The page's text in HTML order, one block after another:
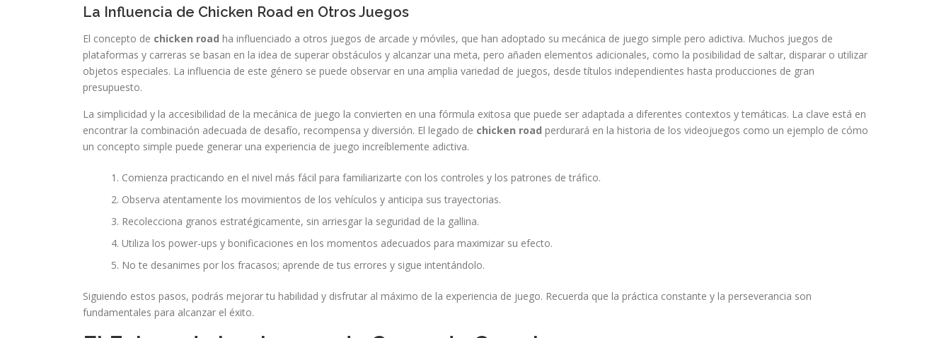
La Influencia de Chicken Road en Otros Juegos
El concepto de chicken road ha influenciado a otros juegos de arcade y móviles, que han adoptado su mecánica de juego simple pero adictiva. Muchos juegos de
plataformas y carreras se basan en la idea de superar obstáculos y alcanzar una meta, pero añaden elementos adicionales, como la posibilidad de saltar, disparar o utilizar
objetos especiales. La influencia de este género se puede observar en una amplia variedad de juegos, desde títulos independientes hasta producciones de gran
presupuesto.
La simplicidad y la accesibilidad de la mecánica de juego la convierten en una fórmula exitosa que puede ser adaptada a diferentes contextos y temáticas. La clave está en
encontrar la combinación adecuada de desafío, recompensa y diversión. El legado de chicken road perdurará en la historia de los videojuegos como un ejemplo de cómo
un concepto simple puede generar una experiencia de juego increíblemente adictiva.
Comienza practicando en el nivel más fácil para familiarizarte con los controles y los patrones de tráfico.
Observa atentamente los movimientos de los vehículos y anticipa sus trayectorias.
Recolecciona granos estratégicamente, sin arriesgar la seguridad de la gallina.
Utiliza los power-ups y bonificaciones en los momentos adecuados para maximizar su efecto.
No te desanimes por los fracasos; aprende de tus errores y sigue intentándolo.
Siguiendo estos pasos, podrás mejorar tu habilidad y disfrutar al máximo de la experiencia de juego. Recuerda que la práctica constante y la perseverancia son
fundamentales para alcanzar el éxito.